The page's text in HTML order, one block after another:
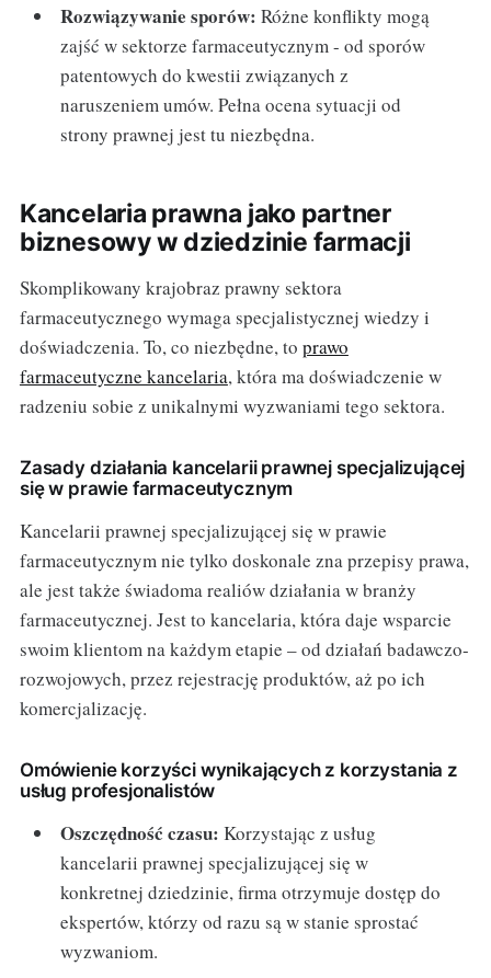
Rozwiązywanie sporów: Różne konflikty mogą
zajść w sektorze farmaceutycznym - od sporów
patentowych do kwestii związanych z
naruszeniem umów. Pełna ocena sytuacji od
strony prawnej jest tu niezbędna.
Kancelaria prawna jako partner
biznesowy w dziedzinie farmacji
Skomplikowany krajobraz prawny sektora
farmaceutycznego wymaga specjalistycznej wiedzy i
doświadczenia. To, co niezbędne, to prawo
farmaceutyczne kancelaria, która ma doświadczenie w
radzeniu sobie z unikalnymi wyzwaniami tego sektora.
Zasady działania kancelarii prawnej specjalizującej
się w prawie farmaceutycznym
Kancelarii prawnej specjalizującej się w prawie
farmaceutycznym nie tylko doskonale zna przepisy prawa,
ale jest także świadoma realiów działania w branży
farmaceutycznej. Jest to kancelaria, która daje wsparcie
swoim klientom na każdym etapie – od działań badawczo-
rozwojowych, przez rejestrację produktów, aż po ich
komercjalizację.
Omówienie korzyści wynikających z korzystania z
usług profesjonalistów
Oszczędność czasu: Korzystając z usług
kancelarii prawnej specjalizującej się w
konkretnej dziedzinie, firma otrzymuje dostęp do
ekspertów, którzy od razu są w stanie sprostać
wyzwaniom.